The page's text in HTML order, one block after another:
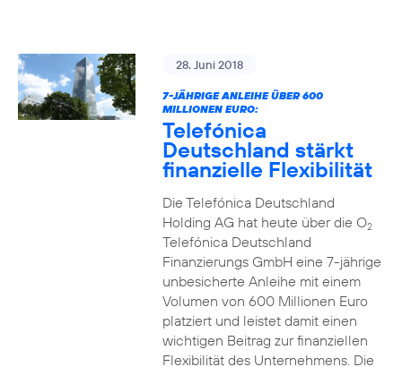
28. Juni 2018
7-JÄHRIGE ANLEIHE ÜBER 600
MILLIONEN EURO:
Telefónica
Deutschland stärkt
finanzielle Flexibilität
Die Telefónica Deutschland
Holding AG hat heute über die O2
Telefónica Deutschland
Finanzierungs GmbH eine 7-jährige
unbesicherte Anleihe mit einem
Volumen von 600 Millionen Euro
platziert und leistet damit einen
wichtigen Beitrag zur finanziellen
Flexibilität des Unternehmens. Die